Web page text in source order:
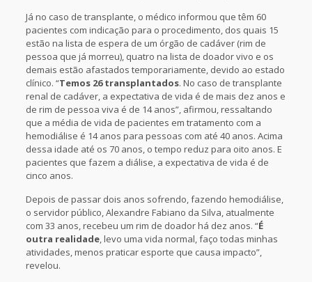
Já no caso de transplante, o médico informou que têm 60
pacientes com indicação para o procedimento, dos quais 15
estão na lista de espera de um órgão de cadáver (rim de
pessoa que já morreu), quatro na lista de doador vivo e os
demais estão afastados temporariamente, devido ao estado
clínico. “Temos 26 transplantados. No caso de transplante
renal de cadáver, a expectativa de vida é de mais dez anos e
de rim de pessoa viva é de 14 anos”, afirmou, ressaltando
que a média de vida de pacientes em tratamento com a
hemodiálise é 14 anos para pessoas com até 40 anos. Acima
dessa idade até os 70 anos, o tempo reduz para oito anos. E
pacientes que fazem a diálise, a expectativa de vida é de
cinco anos.
Depois de passar dois anos sofrendo, fazendo hemodiálise,
o servidor público, Alexandre Fabiano da Silva, atualmente
com 33 anos, recebeu um rim de doador há dez anos. “É
outra realidade, levo uma vida normal, faço todas minhas
atividades, menos praticar esporte que causa impacto”,
revelou.